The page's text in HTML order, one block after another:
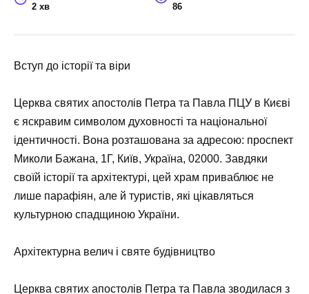
2 хв 86
Вступ до історії та віри
Церква святих апостолів Петра та Павла ПЦУ в Києві
є яскравим символом духовності та національної
ідентичності. Вона розташована за адресою: проспект
Миколи Бажана, 1Г, Київ, Україна, 02000. Завдяки
своїй історії та архітектурі, цей храм приваблює не
лише парафіян, але й туристів, які цікавляться
культурною спадщиною України.
Архітектурна велич і святе будівництво
Церква святих апостолів Петра та Павла зводилася з